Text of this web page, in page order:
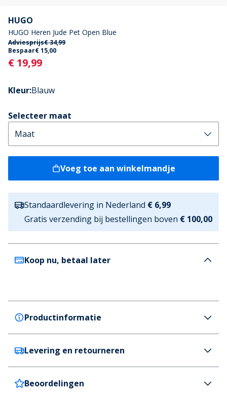
HUGO
HUGO Heren Jude Pet Open Blue
Adviesprijs€ 34,99
Bespaar€ 15,00
Current
€ 19,99
Kleur:Blauw
Selecteer maat
Voeg toe aan winkelmandje
Standaardlevering in Nederland € 6,99
Gratis verzending bij bestellingen boven € 100,00
Koop nu, betaal later
Productinformatie
HUGO
HUGO Heren Jude Pet Open Blue
Kleur
Blauw
Levering en retourneren
Nederland
€6,99 (GRATIS vanaf €100)
Beoordelingen